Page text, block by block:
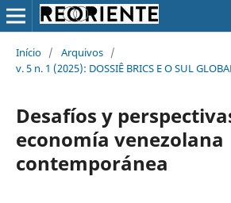
Início / Arquivos /
v. 5 n. 1 (2025): DOSSIÊ BRICS E O SUL
Desafíos y
economía venezolana
contemporánea